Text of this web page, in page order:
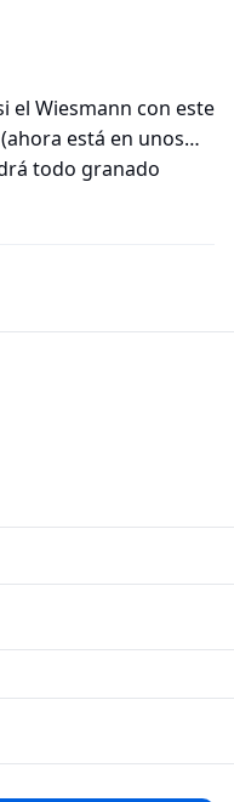
el Wiesmann con este
está en unos…
todo granado